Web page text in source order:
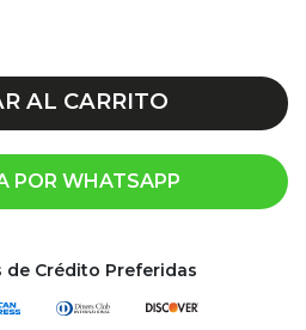
AL CARRITO
POR WHATSAPP
Crédito Preferidas